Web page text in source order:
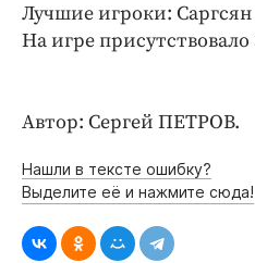
Лучшие игроки:
На игре присутствовало
Автор: Сергей ПЕТРОВ.
Нашли в тексте ошибку?
Выделите её и нажмите сюда!